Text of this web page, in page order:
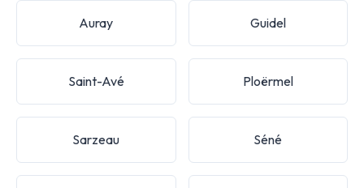
Auray Guidel
Saint-Avé Ploërmel
Sarzeau Séné